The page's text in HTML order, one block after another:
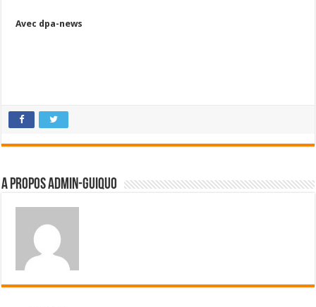
Avec dpa-news
A propos admin-guiquo